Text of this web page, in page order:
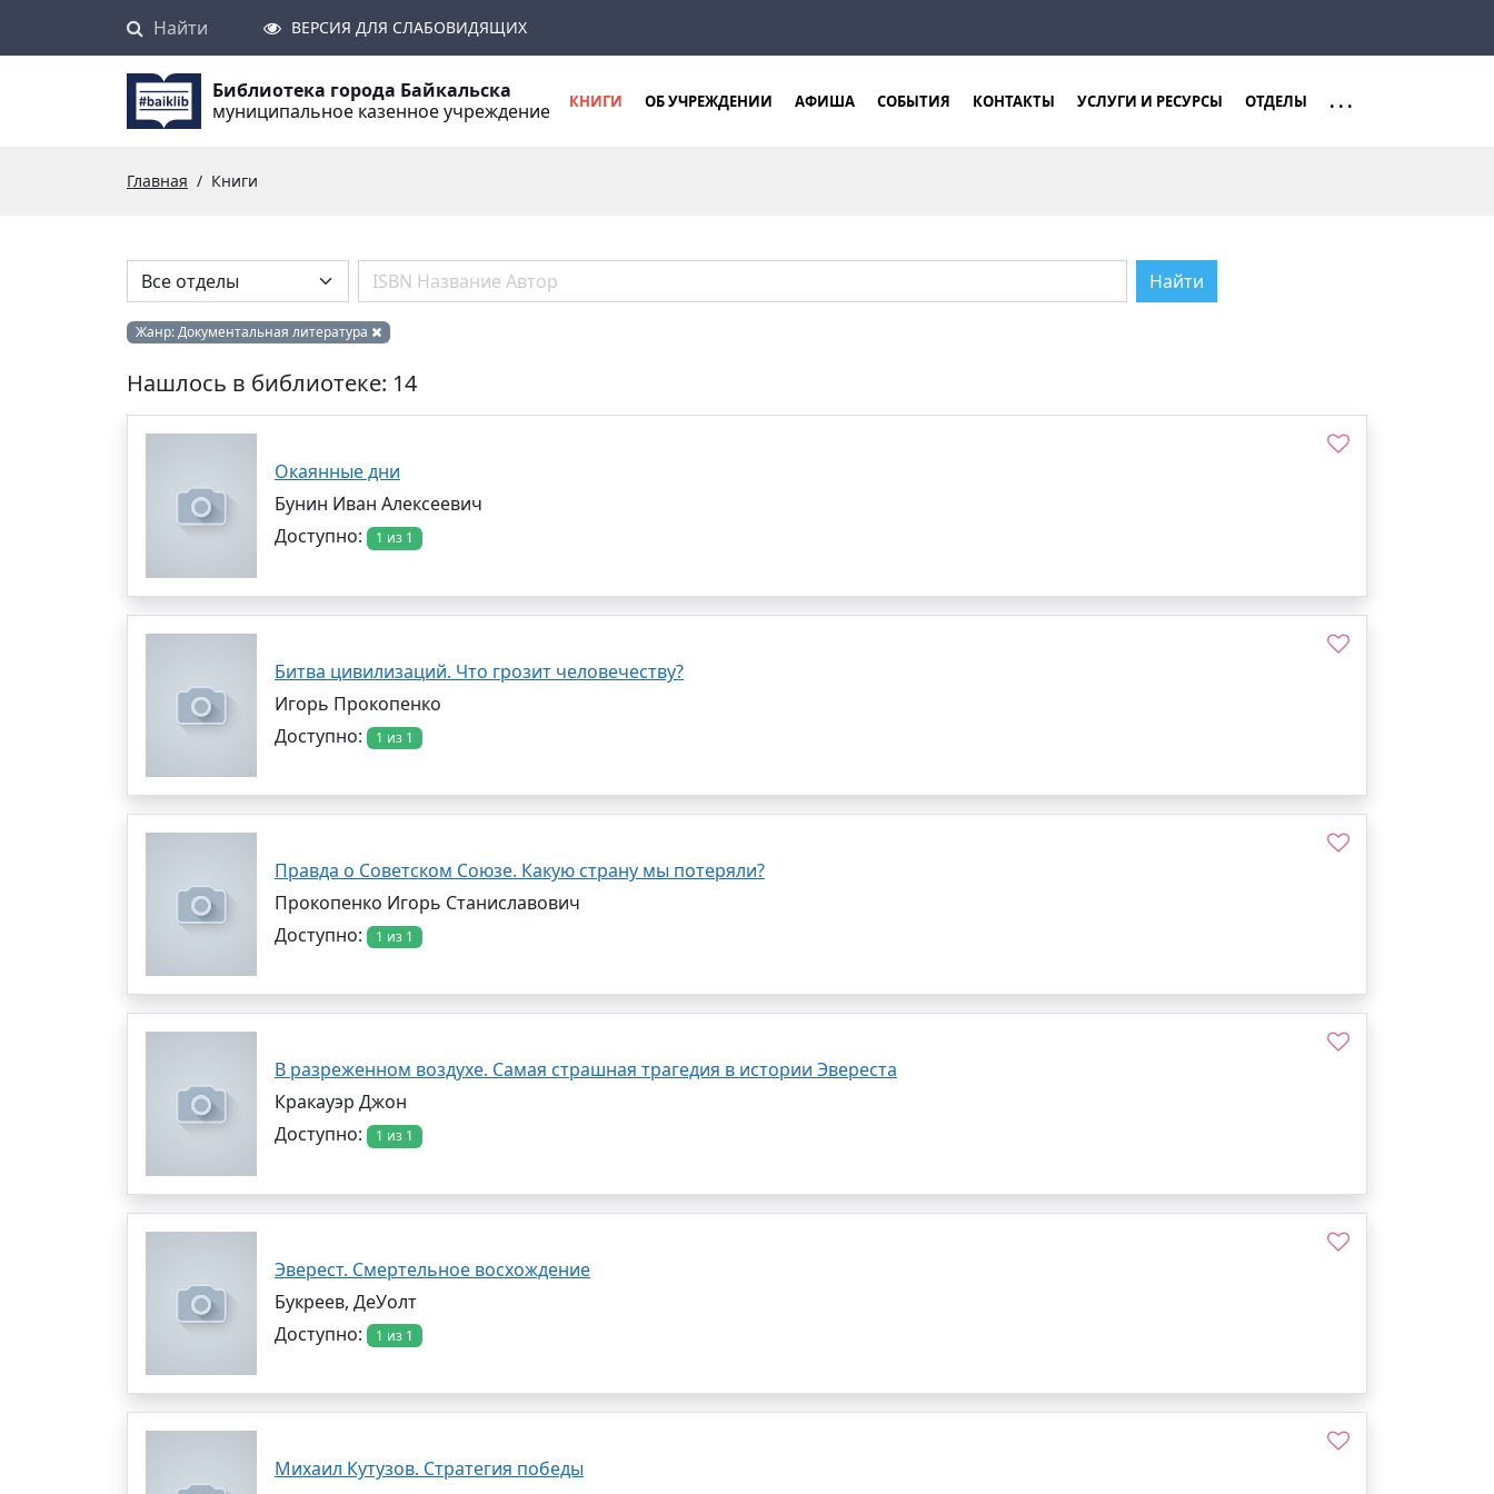
Найти
Жанр:Документальная литература
Нашлось в библиотеке: 14
Окаянные дни
Бунин Иван Алексеевич
Доступно:
1 из 1
Битва цивилизаций. Что грозит человечеству?
Игорь Прокопенко
Доступно:
1 из 1
Правда о Советском Союзе. Какую страну мы потеряли?
Прокопенко Игорь Станиславович
Доступно:
1 из 1
В разреженном воздухе. Самая страшная трагедия в истории Эвереста
Кракауэр Джон
Доступно:
1 из 1
Эверест. Смертельное восхождение
Букреев, ДеУолт
Доступно:
1 из 1
Михаил Кутузов. Стратегия победы
Поиск
Найти
Найти ВЕРСИЯ ДЛЯ СЛАБОВИДЯЩИХ
Библиотека города Байкальска
муниципальное казенное учреждение
КНИГИ ОБ УЧРЕЖДЕНИИ АФИША СОБЫТИЯ КОНТАКТЫ УСЛУГИ И РЕСУРСЫ ОТДЕЛЫ ...
Главная Книги